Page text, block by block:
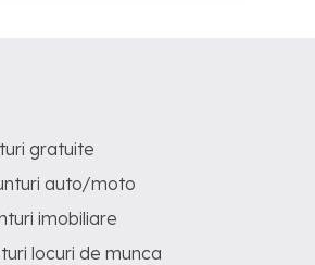
gratuite
auto/moto
imobiliare
locuri de munca